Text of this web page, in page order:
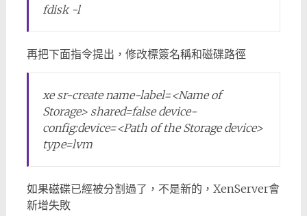
fdisk -l
再把下面指令提出，修改標簽名稱和磁碟路徑
xe sr-create name-label=<Name of
Storage> shared=false device-
config:device=<Path of the Storage device>
type=lvm
如果磁碟已經被分割過了，不是新的，XenServer會
新增失敗